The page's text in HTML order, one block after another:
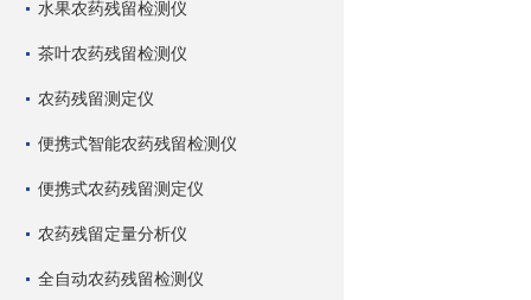
水果农药残留检测仪
茶叶农药残留检测仪
农药残留测定仪
便携式智能农药残留检测仪
便携式农药残留测定仪
农药残留定量分析仪
全自动农药残留检测仪